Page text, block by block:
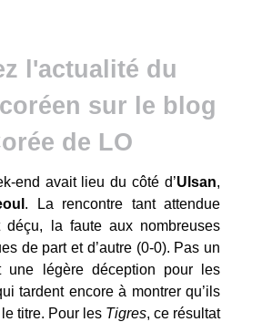
l'actualité du
sur le blog
de LO
end avait lieu du côté d’Ulsan,
. La rencontre tant attendue
déçu, la faute aux nombreuses
de part et d’autre (0-0). Pas un
une légère déception pour les
tardent encore à montrer qu’ils
titre. Pour les Tigres, ce résultat